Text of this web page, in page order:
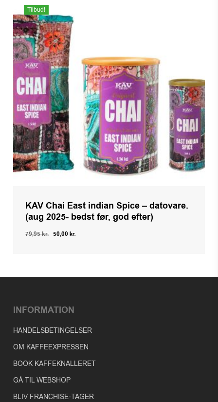
Tilbud!
KAV Chai East indian Spice – datovare.
(aug 2025- bedst før, god efter)
79,95kr. Den
79,95 kr..
50,00 kr.Den
50,00 kr..
INFORMATION
HANDELSBETINGELSER
OM KAFFEEXPRESSEN
BOOK KAFFEKNALLERET
GÅ TIL WEBSHOP
BLIV FRANCHISE-TAGER